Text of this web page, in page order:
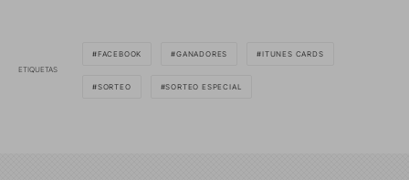
ETIQUETAS
FACEBOOK GANADORES ITUNES CARDS
SORTEO SORTEO ESPECIAL